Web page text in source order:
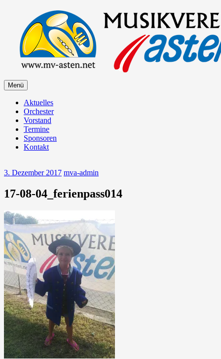
springen
Musikverein Asten
Menü Zum
Inhalt
springen
Aktuelles
Orchester
Vorstand
Termine
Sponsoren
Kontakt
3. Dezember 2017 mva-admin
17-08-04_ferienpass014